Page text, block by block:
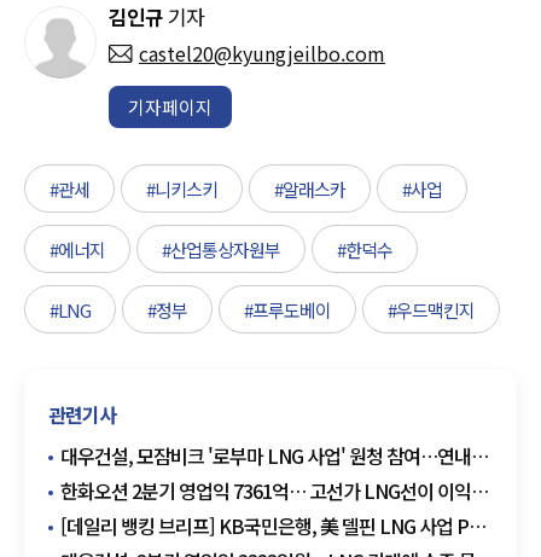
김인규 기자
castel20@kyungjeilbo.com
기자페이지
#관세 #니키스키 #알래스카 #사업
#에너지 #산업통상자원부 #한덕수
#LNG #정부 #프루도베이 #우드맥킨지
관련기사
대우건설, 모잠비크 '로부마 LNG 사업' 원청 참여…연내
EPC 본계약 목표
한화오션 2분기 영업익 7361억… 고선가 LNG선이 이익
끌었다
[데일리 뱅킹 브리프] KB국민은행, 美 델핀 LNG 사업 PF